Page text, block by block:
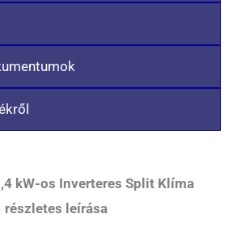
kW-os Inverteres Split Klíma
részletes leírása